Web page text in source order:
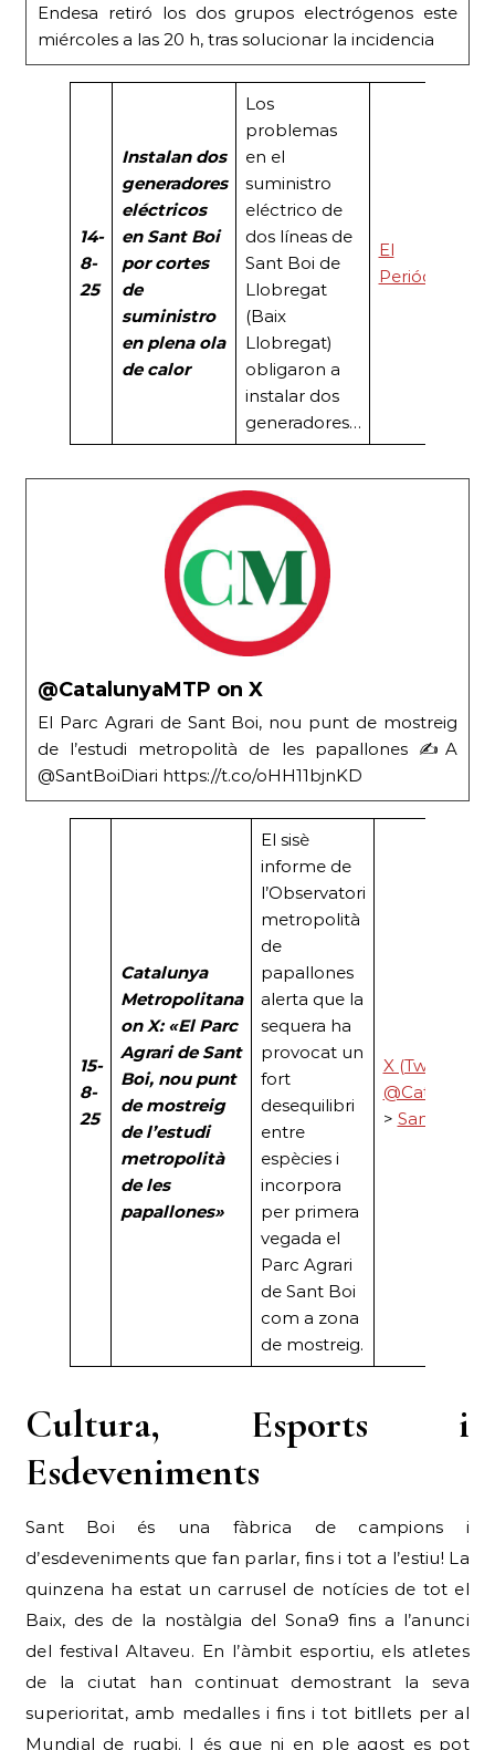
Endesa retiró los dos grupos electrógenos este
miércoles a las 20 h, tras solucionar la incidencia
14-
8-
25
Instalan dos
generadores
eléctricos
en Sant Boi
por cortes
de
suministro
en plena ola
de calor
Los
problemas
en el
suministro
eléctrico de
dos líneas de
Sant Boi de
Llobregat
(Baix
Llobregat)
obligaron a
instalar dos
generadores…
El
Periódico
@CatalunyaMTP on X
El Parc Agrari de Sant Boi, nou punt de mostreig
de l’estudi metropolità de les papallones ✍️A
@SantBoiDiari https://t.co/oHH11bjnKD
15-
8-
25
Catalunya
Metropolitana
on X: «El Parc
Agrari de Sant
Boi, nou punt
de mostreig
de l’estudi
metropolità
de les
papallones»
El sisè
informe de
l’Observatori
metropolità
de
papallones
alerta que la
sequera ha
provocat un
fort
desequilibri
entre
espècies i
incorpora
per primera
vegada el
Parc Agrari
de Sant Boi
com a zona
de mostreig.
X (Twitter)
> Sant Boi
Cultura, Esports i
Esdeveniments
Sant Boi és una fàbrica de campions i
d’esdeveniments que fan parlar, fins i tot a l’estiu! La
quinzena ha estat un carrusel de notícies de tot el
Baix, des de la nostàlgia del Sona9 fins a l’anunci
del festival Altaveu. En l’àmbit esportiu, els atletes
de la ciutat han continuat demostrant la seva
superioritat, amb medalles i fins i tot bitllets per al
Mundial de rugbi. I és que ni en ple agost es pot